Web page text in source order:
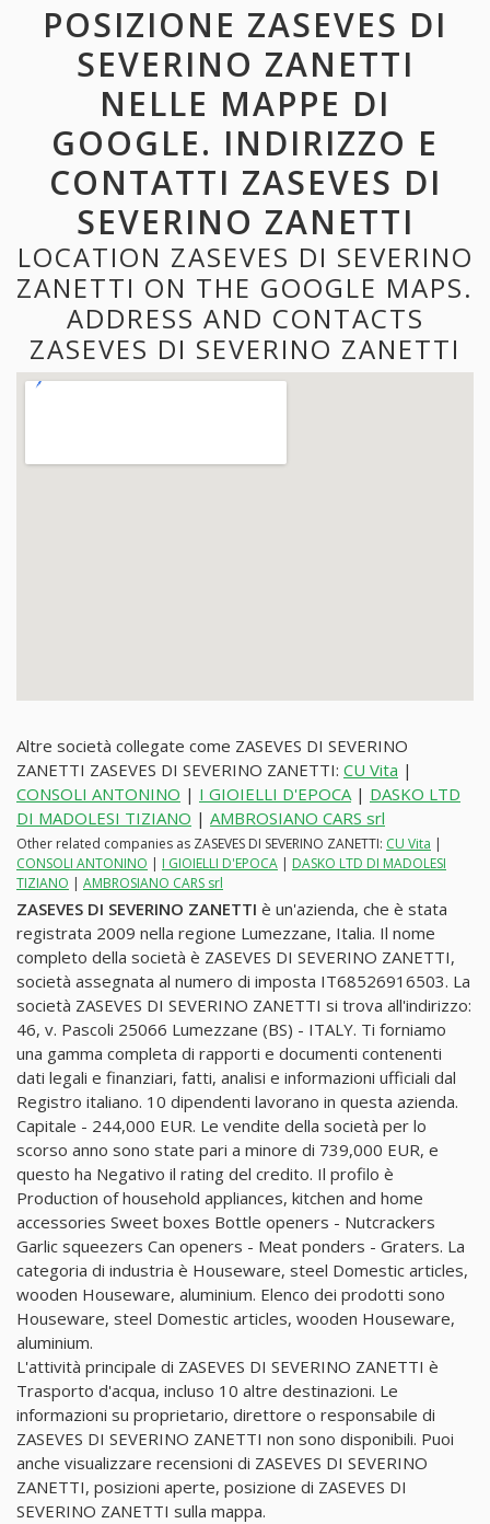
POSIZIONE ZASEVES DI
SEVERINO ZANETTI
NELLE MAPPE DI
GOOGLE. INDIRIZZO E
CONTATTI ZASEVES DI
SEVERINO ZANETTI
LOCATION ZASEVES DI SEVERINO
ZANETTI ON THE GOOGLE MAPS.
ADDRESS AND CONTACTS
ZASEVES DI SEVERINO ZANETTI
Altre società collegate come ZASEVES DI SEVERINO
ZANETTI ZASEVES DI SEVERINO ZANETTI: CU Vita |
CONSOLI ANTONINO | I GIOIELLI D'EPOCA | DASKO LTD
DI MADOLESI TIZIANO | AMBROSIANO CARS srl
Other related companies as ZASEVES DI SEVERINO ZANETTI: CU Vita |
CONSOLI ANTONINO | I GIOIELLI D'EPOCA | DASKO LTD DI MADOLESI
TIZIANO | AMBROSIANO CARS srl
ZASEVES DI SEVERINO ZANETTI è un'azienda, che è stata
registrata 2009 nella regione Lumezzane, Italia. Il nome
completo della società è ZASEVES DI SEVERINO ZANETTI,
società assegnata al numero di imposta IT68526916503. La
società ZASEVES DI SEVERINO ZANETTI si trova all'indirizzo:
46, v. Pascoli 25066 Lumezzane (BS) - ITALY. Ti forniamo
una gamma completa di rapporti e documenti contenenti
dati legali e finanziari, fatti, analisi e informazioni ufficiali dal
Registro italiano. 10 dipendenti lavorano in questa azienda.
Capitale - 244,000 EUR. Le vendite della società per lo
scorso anno sono state pari a minore di 739,000 EUR, e
questo ha Negativo il rating del credito. Il profilo è
Production of household appliances, kitchen and home
accessories Sweet boxes Bottle openers - Nutcrackers
Garlic squeezers Can openers - Meat ponders - Graters. La
categoria di industria è Houseware, steel Domestic articles,
wooden Houseware, aluminium. Elenco dei prodotti sono
Houseware, steel Domestic articles, wooden Houseware,
aluminium.
L'attività principale di ZASEVES DI SEVERINO ZANETTI è
Trasporto d'acqua, incluso 10 altre destinazioni. Le
informazioni su proprietario, direttore o responsabile di
ZASEVES DI SEVERINO ZANETTI non sono disponibili. Puoi
anche visualizzare recensioni di ZASEVES DI SEVERINO
ZANETTI, posizioni aperte, posizione di ZASEVES DI
SEVERINO ZANETTI sulla mappa.